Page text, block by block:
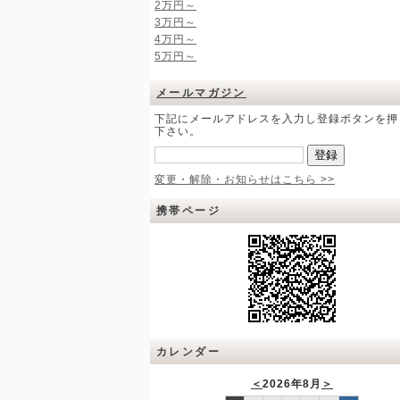
2万円～
3万円～
4万円～
5万円～
メールマガジン
下記にメールアドレスを入力し登録ボタンを
下さい。
変更・解除・お知らせはこちら >>
携帯ページ
カレンダー
＜ 2026年8月 ＞